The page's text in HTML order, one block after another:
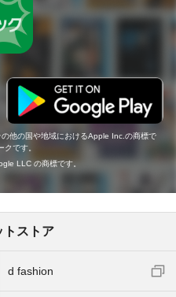
他の国や地域におけるApple Inc.の商標で
です。
LLC の商標です。
トストア
d fashion